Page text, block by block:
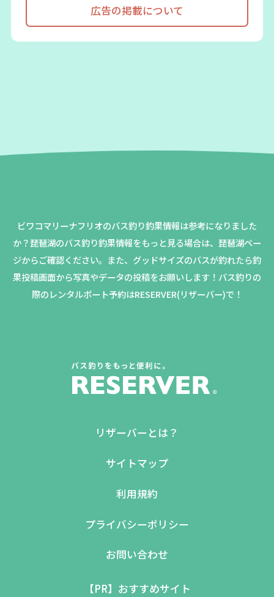
広告の掲載について
ビワコマリーナフリオのバス釣り釣果情報は参考になりました
か？琵琶湖のバス釣り釣果情報をもっと見る場合は、琵琶湖ペー
ジからご確認ください。 また、グッドサイズのバスが釣れたら釣
果投稿画面から写真やデータの投稿をお願いします！バス釣りの
際のレンタルボート予約はRESERVER(リザーバー)で！
リザーバーとは？
サイトマップ
利用規約
プライバシーポリシー
お問い合わせ
【PR】おすすめサイト